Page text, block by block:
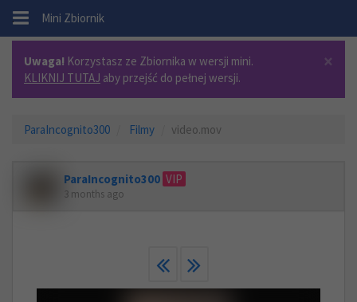
. Mini Zbiornik
×
Uwaga! Korzystasz ze Zbiornika w wersji mini.
KLIKNIJ TUTAJ aby przejść do pełnej wersji.
ParaIncognito300 Filmy video.mov
ParaIncognito300 VIP
3 months ago